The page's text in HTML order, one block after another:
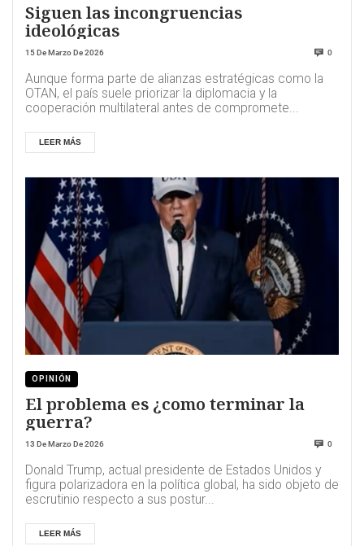
Siguen las incongruencias
ideológicas
15 De Marzo De 2026 0
Aunque forma parte de alianzas estratégicas como la
OTAN, el país suele priorizar la diplomacia y la
cooperación multilateral antes de compromete...
LEER MÁS
OPINIÓN
El problema es ¿como terminar la
guerra?
13 De Marzo De 2026 0
Donald Trump, actual presidente de Estados Unidos y
figura polarizadora en la política global, ha sido objeto de
escrutinio respecto a sus postur...
LEER MÁS